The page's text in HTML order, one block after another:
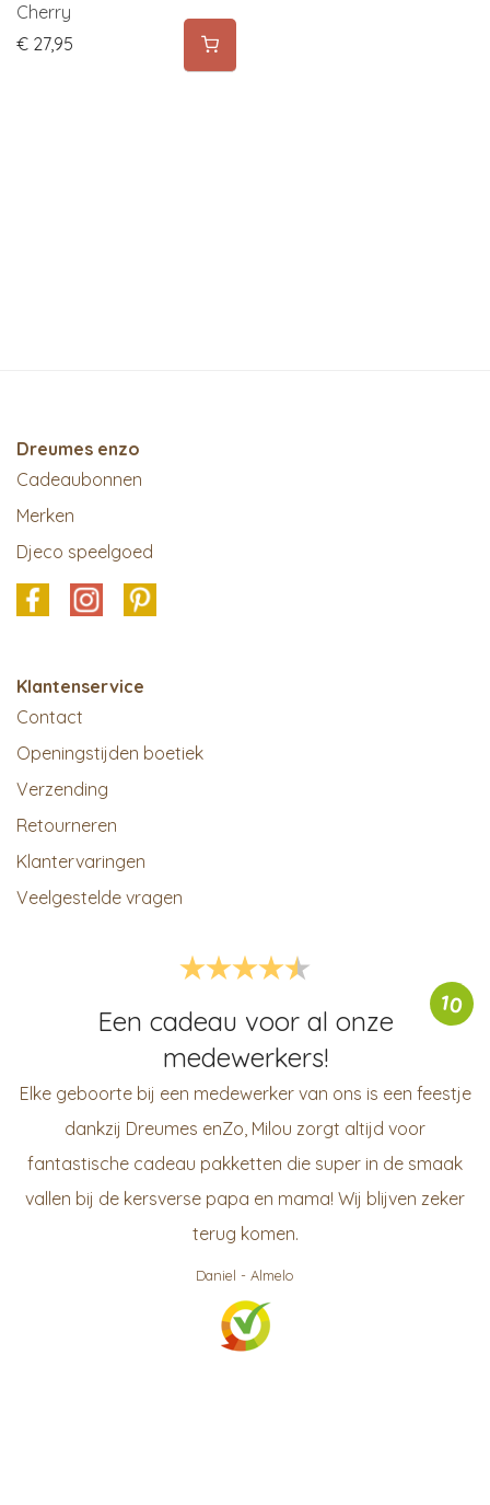
Cherry
€ 27,95
Dreumes enzo
Cadeaubonnen
Merken
Djeco speelgoed
Klantenservice
Contact
Openingstijden boetiek
Verzending
Retourneren
Klantervaringen
Veelgestelde vragen
10
Een cadeau voor al onze
medewerkers!
Elke geboorte bij een medewerker van ons is een feestje
dankzij Dreumes enZo, Milou zorgt altijd voor
fantastische cadeau pakketten die super in de smaak
vallen bij de kersverse papa en mama! Wij blijven zeker
terug komen.
Daniel - Almelo